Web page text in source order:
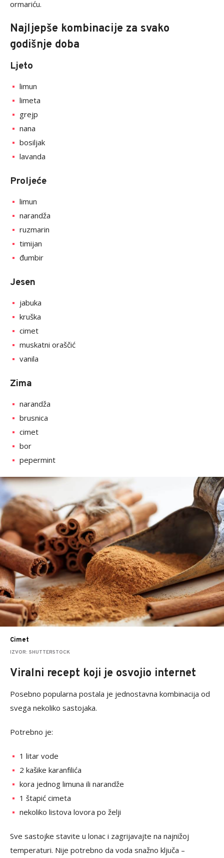
ormariću.
Najljepše kombinacije za svako
godišnje doba
Ljeto
limun
limeta
grejp
nana
bosiljak
lavanda
Proljeće
limun
narandža
ruzmarin
timijan
đumbir
Jesen
jabuka
kruška
cimet
muskatni oraščić
vanila
Zima
narandža
brusnica
cimet
bor
pepermint
Cimet
IZVOR: SHUTTERSTOCK
Viralni recept koji je osvojio internet
Posebno popularna postala je jednostavna kombinacija od
svega nekoliko sastojaka.
Potrebno je:
1 litar vode
2 kašike karanfilića
kora jednog limuna ili narandže
1 štapić cimeta
nekoliko listova lovora po želji
Sve sastojke stavite u lonac i zagrijavajte na najnižoj
temperaturi. Nije potrebno da voda snažno ključa –